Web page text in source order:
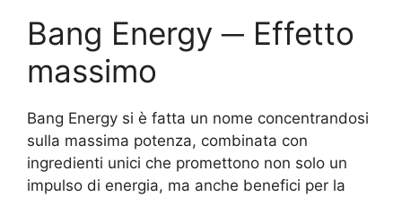
Bang Energy ─ Effetto
massimo
Bang Energy si è fatta un nome concentrandosi
sulla massima potenza, combinata con
ingredienti unici che promettono non solo un
impulso di energia, ma anche benefici per la